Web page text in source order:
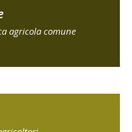
agricola comune